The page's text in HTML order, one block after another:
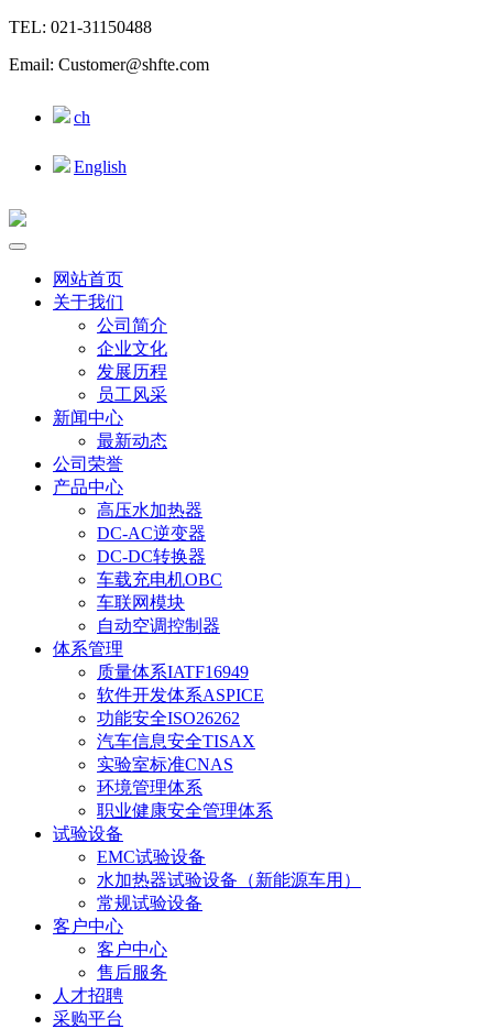
TEL: 021-31150488
Email: Customer@shfte.com
ch
English
网站首页
关于我们
公司简介
企业文化
发展历程
员工风采
新闻中心
最新动态
公司荣誉
产品中心
高压水加热器
DC-AC逆变器
DC-DC转换器
车载充电机OBC
车联网模块
自动空调控制器
体系管理
质量体系IATF16949
软件开发体系ASPICE
功能安全ISO26262
汽车信息安全TISAX
实验室标准CNAS
环境管理体系
职业健康安全管理体系
试验设备
EMC试验设备
水加热器试验设备（新能源车用）
常规试验设备
客户中心
客户中心
售后服务
人才招聘
采购平台